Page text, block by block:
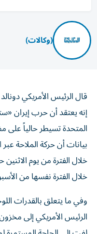
(وكالات)
إنه يعتقد ​أن حرب إيران
المتحدة تسيطر حالياً
خلال الفترة نفسها من
الرئيس الأمريكي إلى مخزون
لفت إلى الحاجة المستمرة